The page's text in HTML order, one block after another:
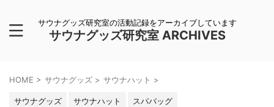
サウナグッズ研究室の活動記録をアーカイブしています
サウナグッズ研究室 ARCHIVES
HOME > サウナグッズ > サウナハット >
サウナグッズ サウナハット スパバッグ